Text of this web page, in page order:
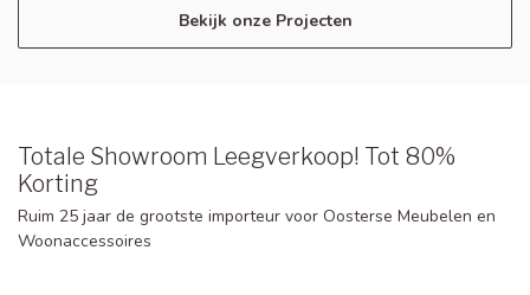
Bekijk onze Projecten
Totale Showroom Leegverkoop! Tot 80%
Korting
Ruim 25 jaar de grootste importeur voor Oosterse Meubelen en
Woonaccessoires